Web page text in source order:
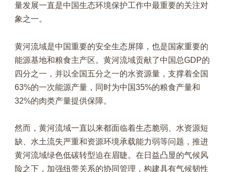
量发展一直是中国生态环境保护工作中最重要的关注对
象之一。
黄河流域是中国重要的安全生态屏障，也是国家重要的
能源基地和粮食主产区。黄河流域贡献了中国总GDP的
四分之一，并以全国五分之一的水资源量，支撑着全国
63%的一次能源产量，同时为中国35%的粮食产量和
32%的肉类产量提供保障。
然而，黄河流域一直以来都面临着生态脆弱、水资源短
缺、水土流失严重和资源环境承载能力弱等问题，推进
黄河流域绿色低碳转型迫在眉睫。在日益凸显的气候风
险之下，加强纽带关系的协同管理，构建具有气候韧性